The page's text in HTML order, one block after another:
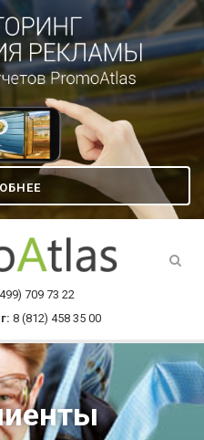
709 73 22
8 (812) 458 35 00